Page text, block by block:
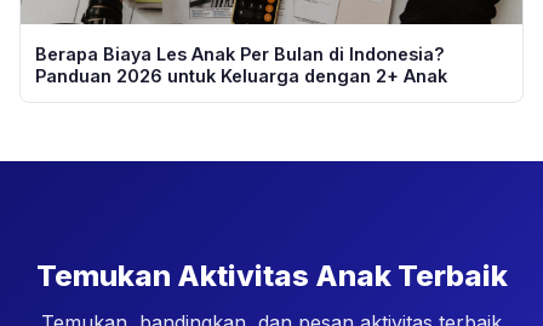
Berapa Biaya Les Anak Per Bulan di Indonesia?
Panduan 2026 untuk Keluarga dengan 2+ Anak
Temukan Aktivitas Anak Terbaik